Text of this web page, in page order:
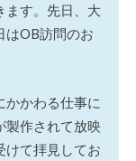
ます。先日、大
はOB訪問のお
かかわる仕事に
製作されて放映
けて拝見してお